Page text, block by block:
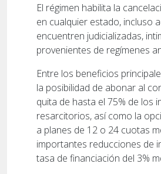
El régimen habilita la
en cualquier estado, incluso
encuentren judicializadas,
provenientes de regímenes
Entre los beneficios
la posibilidad de abonar al
quita de hasta el 75% de los
resarcitorios, así como la
a planes de 12 o 24 cuotas
importantes reducciones de
tasa de financiación del 3%